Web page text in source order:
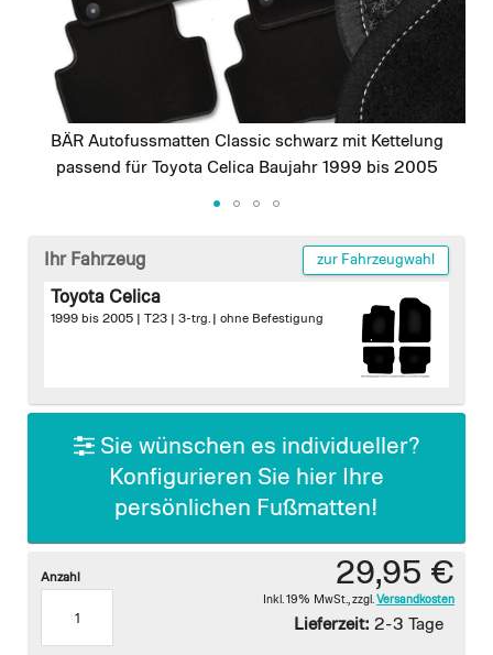
BÄR Autofussmatten Classic schwarz mit Kettelung
passend für Toyota Celica Baujahr 1999 bis 2005
beginning
gallery
Ihr Fahrzeug zur Fahrzeugwahl
Toyota Celica
1999 bis 2005 | T23 | 3-trg. | ohne Befestigung
Sie wünschen es individueller?
Konfigurieren Sie hier Ihre
persönlichen Fußmatten!
29,95 €
Inkl. 19% MwSt. zzgl. Versandkosten
Lieferzeit: 2-3 Tage
Anzahl